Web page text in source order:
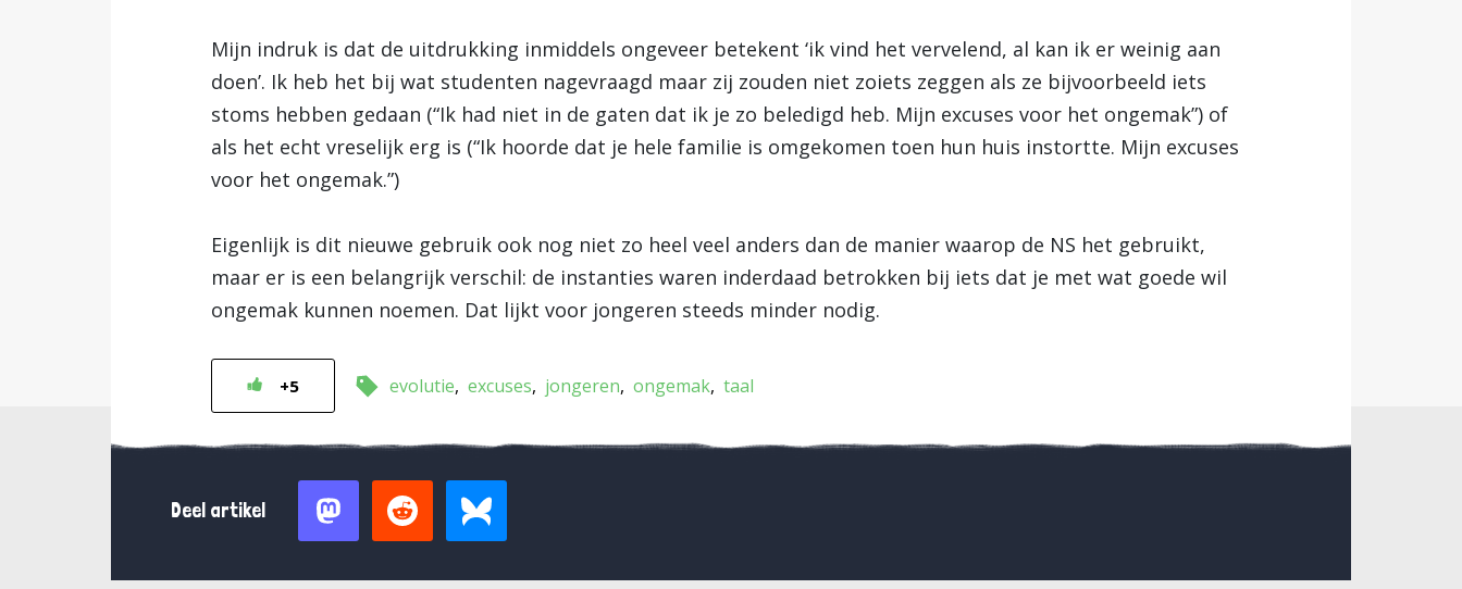
Mijn indruk is dat de uitdrukking inmiddels ongeveer betekent ‘ik vind het vervelend, al kan ik er weinig aan
doen’. Ik heb het bij wat studenten nagevraagd maar zij zouden niet zoiets zeggen als ze bijvoorbeeld iets
stoms hebben gedaan (“Ik had niet in de gaten dat ik je zo beledigd heb. Mijn excuses voor het ongemak”) of
als het echt vreselijk erg is (“Ik hoorde dat je hele familie is omgekomen toen hun huis instortte. Mijn excuses
voor het ongemak.”)
Eigenlijk is dit nieuwe gebruik ook nog niet zo heel veel anders dan de manier waarop de NS het gebruikt,
maar er is een belangrijk verschil: de instanties waren inderdaad betrokken bij iets dat je met wat goede wil
ongemak kunnen noemen. Dat lijkt voor jongeren steeds minder nodig.
+5 evolutie excuses jongeren ongemak taal
Deel artikel